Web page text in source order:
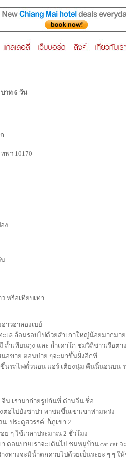
าท 6 วัน
พฯ 10170
ง
น
หรือเทียบเท่า
าวฮาลองเบย์
เล ล้อมรอบไปด้วยสำเภาใหญ่น้อยมากมาย
เทียนกุง และ ถ้ำเดาโก ชมวิถีชาวเรือต่า
นอขาย ตอนบ่าย ๆจะมาขึ้นฝั่งอีกที
ขึ้นรถไฟตั๋วนอน แอร์ เตียงนุ่ม คืนนี้นอนบน
จีน เรามาถ่ายรูปกันที่ ด่านจีน ชื่อ
ต่อไปยังซาปา พาชมขึ้นเขาเขาห่ามหร่ง
ประตูสวรรค์  ก็ภูเขา 2
ย ๆ ใช้เวลาประมาณ 2 ชั่วโมง
ตอนบ่ายเราจะเดินไป ชมหมู่บ้าน cat cat จ
งทางจะมีน้ำตกควบไปด้วยเป็นระยะ ๆ ๆ ใ